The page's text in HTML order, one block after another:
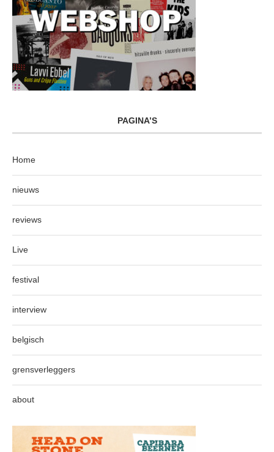
PAGINA’S
Home
nieuws
reviews
Live
festival
interview
belgisch
grensverleggers
about